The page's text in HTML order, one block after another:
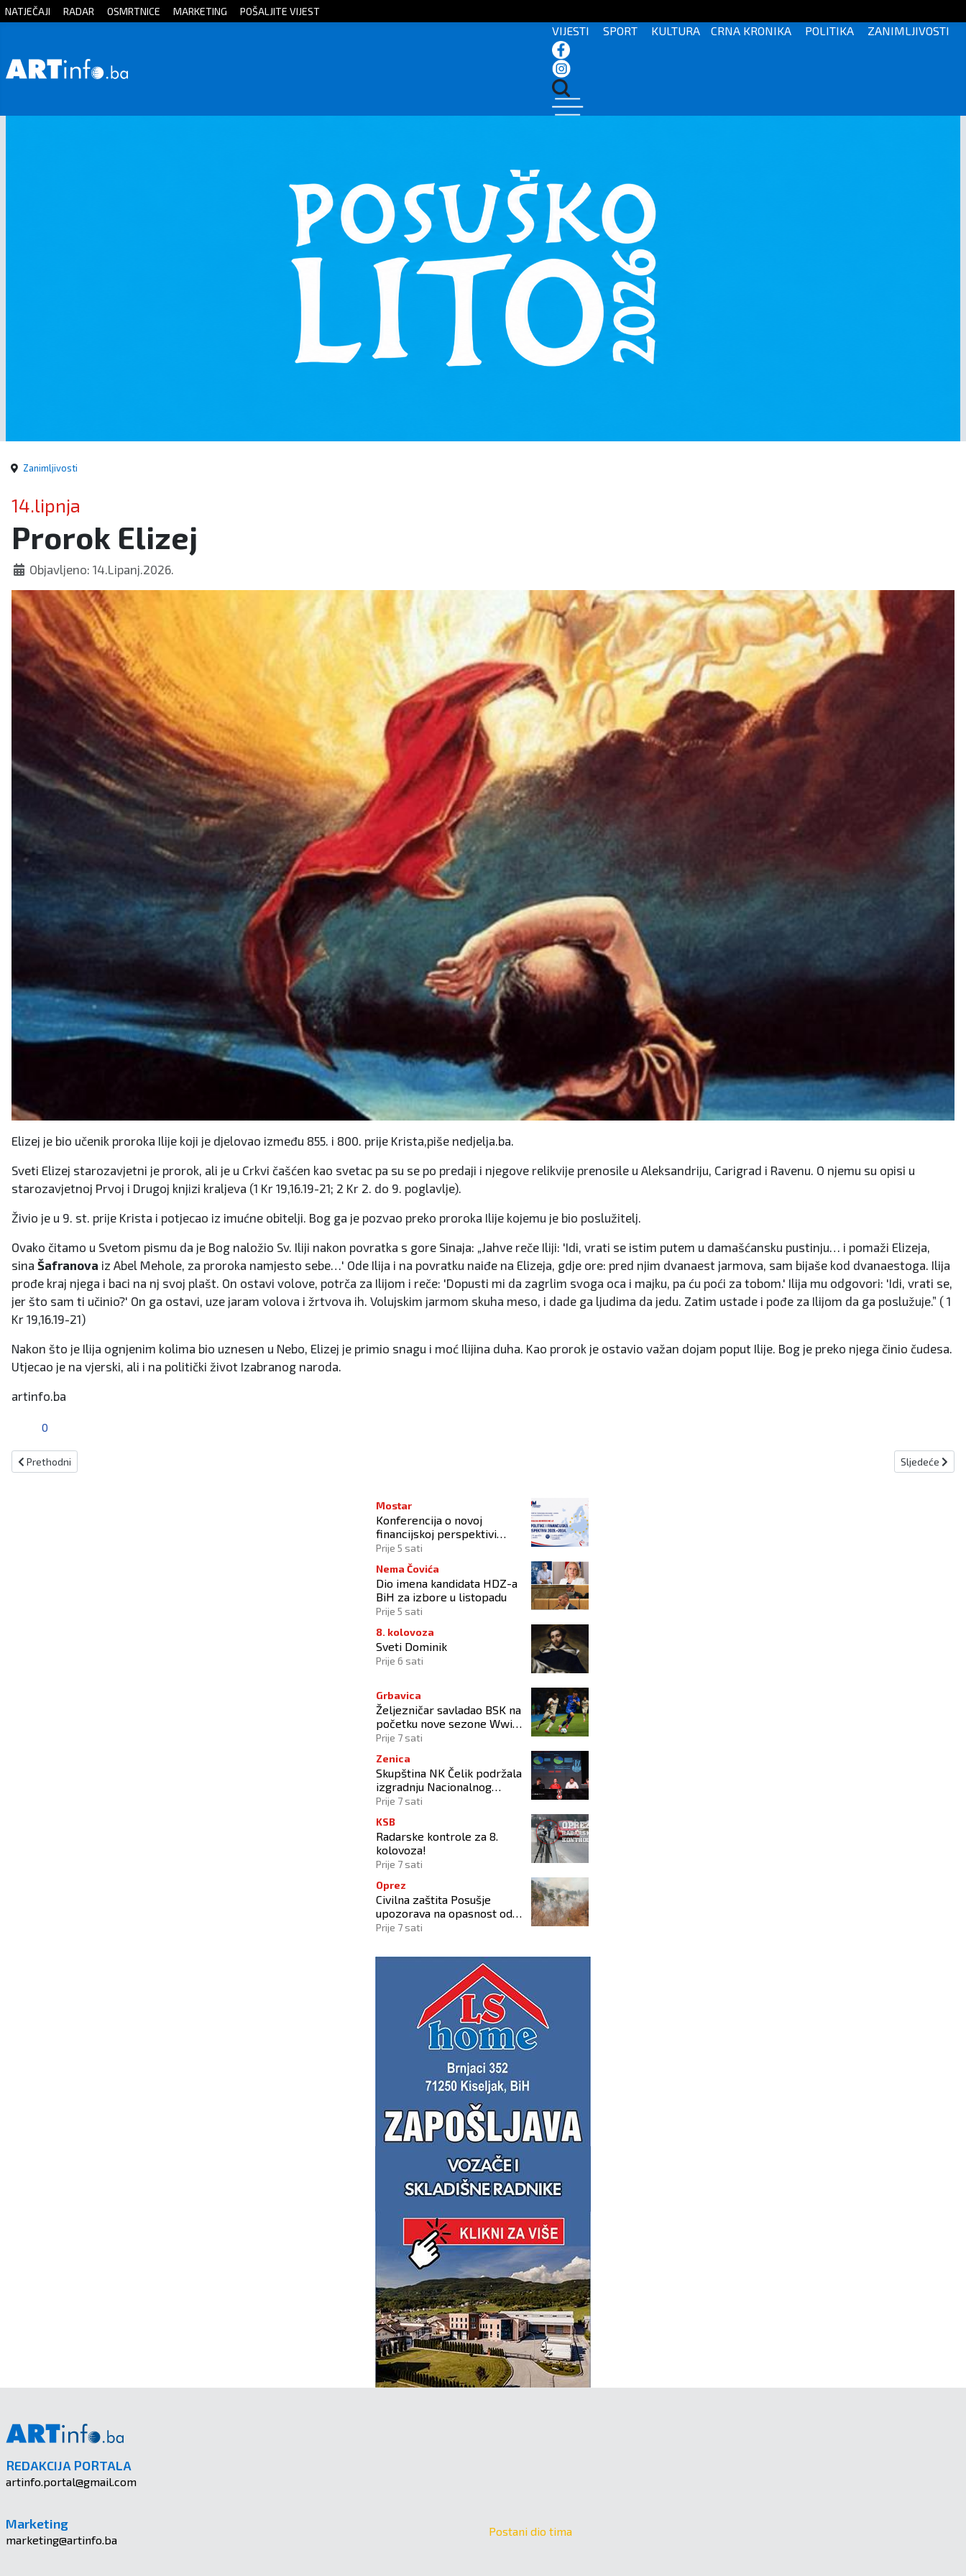
Početna
NATJEČAJI RADAR OSMRTNICE MARKETING POŠALJITE VIJEST
VIJESTI SPORT KULTURA CRNA KRONIKA POLITIKA ZANIMLJIVOSTI
Zanimljivosti
14.lipnja
Prorok Elizej
Objavljeno: 14.Lipanj.2026.
Elizej je bio učenik proroka Ilije koji je djelovao između 855. i 800. prije Krista,piše nedjelja.ba.
Sveti Elizej starozavjetni je prorok, ali je u Crkvi čašćen kao svetac pa su se po predaji i njegove relikvije prenosile u Aleksandriju, Carigrad i Ravenu. O njemu su opisi u
starozavjetnoj Prvoj i Drugoj knjizi kraljeva (1 Kr 19,16.19-21; 2 Kr 2. do 9. poglavlje).
Živio je u 9. st. prije Krista i potjecao iz imućne obitelji. Bog ga je pozvao preko proroka Ilije kojemu je bio poslužitelj.
Ovako čitamo u Svetom pismu da je Bog naložio Sv. Iliji nakon povratka s gore Sinaja: „Jahve reče Iliji: 'Idi, vrati se istim putem u damašćansku pustinju… i pomaži Elizeja,
sina Šafranova iz Abel Mehole, za proroka namjesto sebe…' Ode Ilija i na povratku naiđe na Elizeja, gdje ore: pred njim dvanaest jarmova, sam bijaše kod dvanaestoga. Ilija
prođe kraj njega i baci na nj svoj plašt. On ostavi volove, potrča za Ilijom i reče: 'Dopusti mi da zagrlim svoga oca i majku, pa ću poći za tobom.' Ilija mu odgovori: 'Idi, vrati se,
jer što sam ti učinio?' On ga ostavi, uze jaram volova i žrtvova ih. Volujskim jarmom skuha meso, i dade ga ljudima da jedu. Zatim ustade i pođe za Ilijom da ga poslužuje.” ( 1
Kr 19,16.19-21)
Nakon što je Ilija ognjenim kolima bio uznesen u Nebo, Elizej je primio snagu i moć Ilijina duha. Kao prorok je ostavio važan dojam poput Ilije. Bog je preko njega činio čudesa.
Utjecao je na vjerski, ali i na politički život Izabranog naroda.
artinfo.ba
0
Prethodni članak: Ekipa "Kumovi, a govore" pobjednik 7. Kotlićijade na Bučićkoj ravni
Prethodni Sljedeći
Sljedeće
Mostar
Konferencija o novoj
financijskoj perspektivi
Europske unije 2028.–2034.
Prije 5 sati
Nema Čovića
Dio imena kandidata HDZ-a
BiH za izbore u listopadu
Prije 5 sati
8. kolovoza
Sveti Dominik
Prije 6 sati
Grbavica
Željezničar savladao BSK na
početku nove sezone Wwin
lige BiH
Prije 7 sati
Zenica
Skupština NK Čelik podržala
izgradnju Nacionalnog
stadiona
Prije 7 sati
KSB
Radarske kontrole za 8.
kolovoza!
Prije 7 sati
Oprez
Civilna zaštita Posušje
upozorava na opasnost od
požara na Blidinju
Prije 7 sati
REDAKCIJA PORTALA
artinfo.portal@gmail.com
Marketing
marketing@artinfo.ba
Postani dio tima